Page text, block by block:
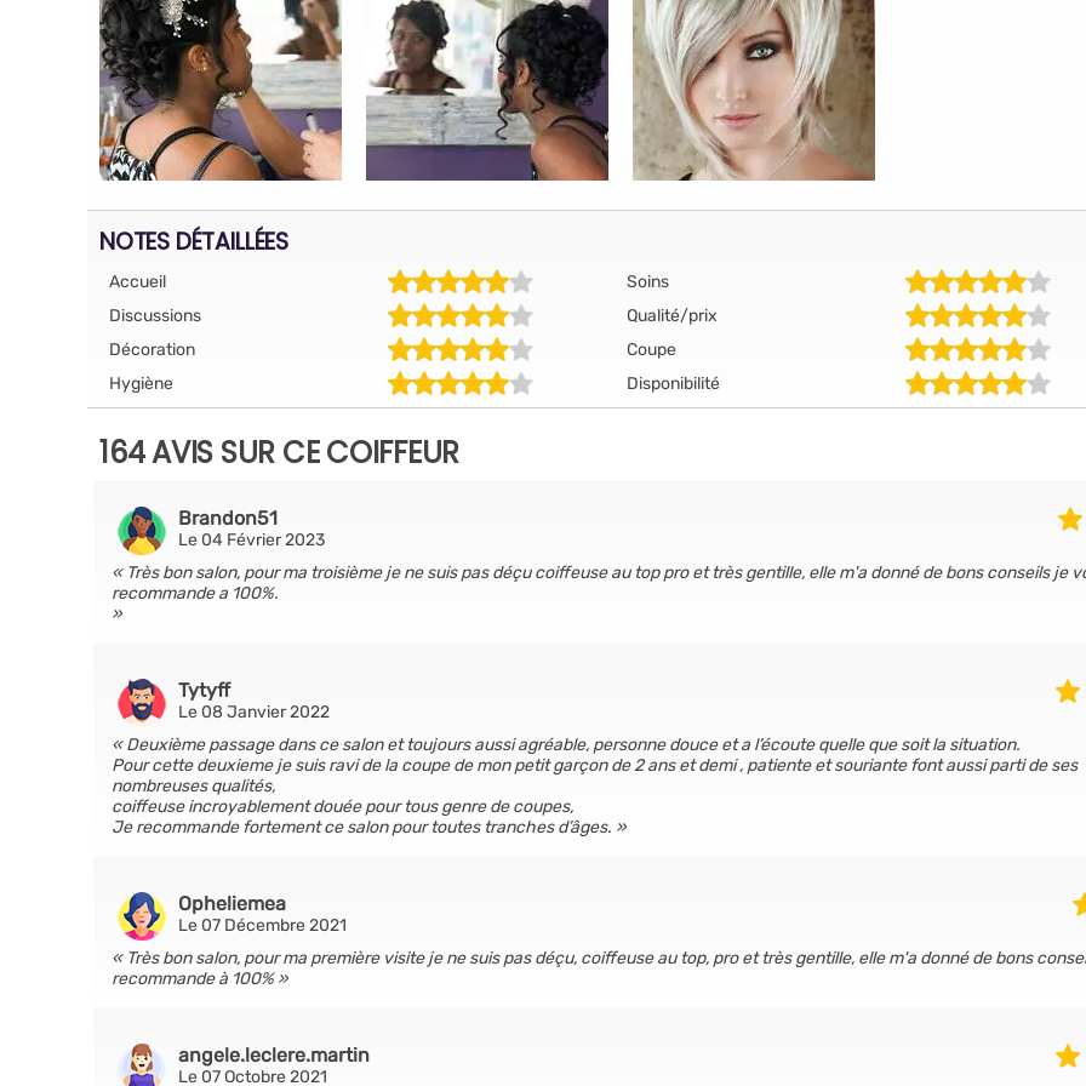
NOTES DÉTAILLÉES
Accueil
Soins
Discussions
Qualité/prix
Décoration
Coupe
Hygiène
Disponibilité
164 AVIS SUR CE COIFFEUR
Brandon51
Le 04 Février 2023
Très bon salon, pour ma troisième je ne suis pas déçu coiffeuse au top pro et très gentille, elle m'a donné de bons conseils je
recommande a 100%.
Tytyff
Le 08 Janvier 2022
Deuxième passage dans ce salon et toujours aussi agréable, personne douce et a l’écoute quelle que soit la situation.
Pour cette deuxieme je suis ravi de la coupe de mon petit garçon de 2 ans et demi , patiente et souriante font aussi parti de ses
nombreuses qualités,
coiffeuse incroyablement douée pour tous genre de coupes,
Je recommande fortement ce salon pour toutes tranches d’âges.
Opheliemea
Le 07 Décembre 2021
Très bon salon, pour ma première visite je ne suis pas déçu, coiffeuse au top, pro et très gentille, elle m'a donné de bons
recommande à 100%
angele.leclere.martin
Le 07 Octobre 2021